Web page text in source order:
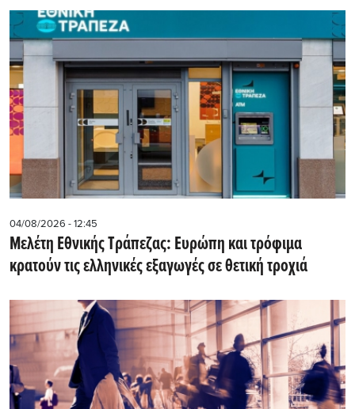
04/08/2026 - 12:45
Μελέτη Εθνικής Τράπεζας: Ευρώπη και τρόφιμα
κρατούν τις ελληνικές εξαγωγές σε θετική τροχιά